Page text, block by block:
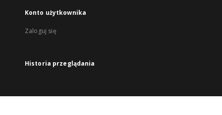
Konto użytkownika
Zaloguj się
Historia przeglądania